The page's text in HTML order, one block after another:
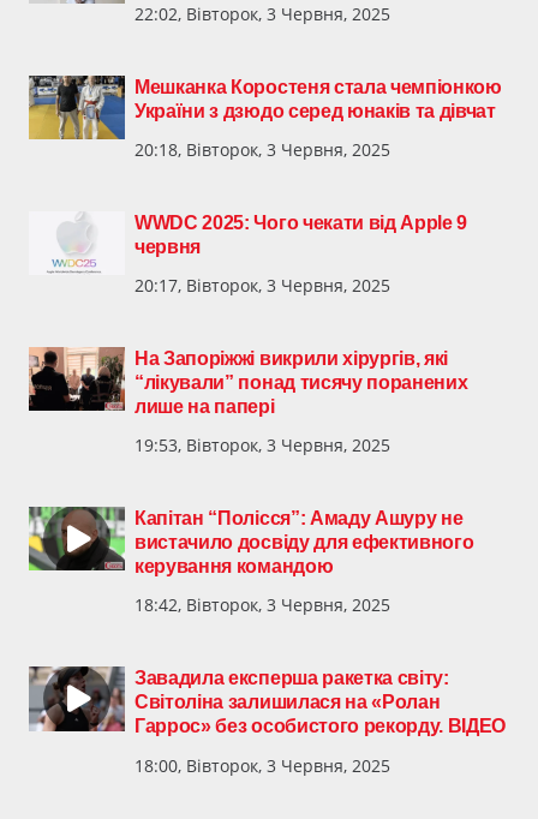
22:02, Вівторок, 3 Червня, 2025
Мешканка Коростеня стала чемпіонкою
України з дзюдо серед юнаків та дівчат
20:18, Вівторок, 3 Червня, 2025
WWDC 2025: Чого чекати від Apple 9
червня
20:17, Вівторок, 3 Червня, 2025
На Запоріжжі викрили хірургів, які
“лікували” понад тисячу поранених
лише на папері
19:53, Вівторок, 3 Червня, 2025
Капітан “Полісся”: Амаду Ашуру не
вистачило досвіду для ефективного
керування командою
18:42, Вівторок, 3 Червня, 2025
Завадила експерша ракетка світу:
Світоліна залишилася на «Ролан
Гаррос» без особистого рекорду. ВІДЕО
18:00, Вівторок, 3 Червня, 2025